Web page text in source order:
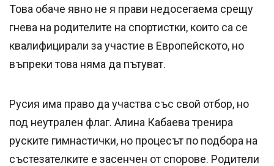
Това обаче явно не я прави недосегаема срещу
гнева на родителите на спортистки, които са се
квалифицирали за участие в Европейското, но
въпреки това няма да пътуват.
Русия има право да участва със свой отбор, но
под неутрален флаг. Алина Кабаева тренира
руските гимнастички, но процесът по подбора на
състезателките е засенчен от спорове. Родители